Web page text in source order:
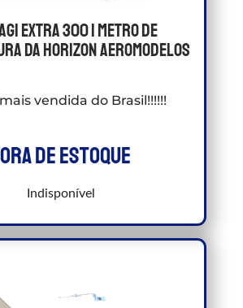
Extra 300 1 metro de
Da Horizon Aeromodelos
vendida do Brasil!!!!!!
de estoque
Indisponível